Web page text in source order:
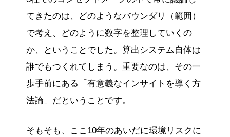
てきたのは、どのようなバウンダリ（範囲）
で考え、どのように数字を整理していくの
か、ということでした。算出システム自体は
誰でもつくれてしまう。重要なのは、その一
歩手前にある「有意義なインサイトを導く方
法論」だということです。
そもそも、ここ10年のあいだに環境リスクに